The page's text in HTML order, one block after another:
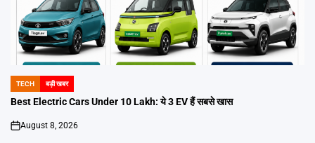
POSTED
IN
TECH बड़ी खबर
Best Electric Cars Under 10 Lakh: ये 3 EV हैं सबसे खास
on
August 8, 2026